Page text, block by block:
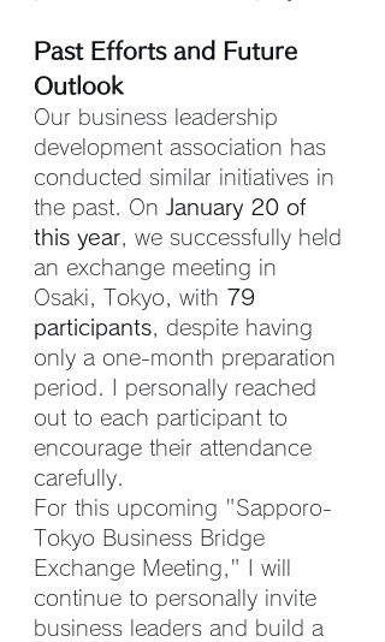
Past Efforts and Future
Outlook
Our business leadership
development association has
conducted similar initiatives in
the past. On
January 20 of
this year , we successfully held
an exchange meeting in
Osaki, Tokyo, with 79
participants , despite having
only a one-month preparation
period. I personally reached
out to each participant to
encourage their attendance
carefully.
For this upcoming "Sapporo-
Tokyo Business Bridge
Exchange Meeting," I will
continue to personally invite
business leaders and build a